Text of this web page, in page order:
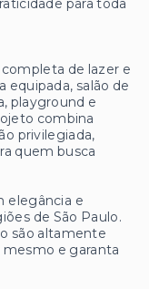
para toda
de lazer e
equipada, salão de
playground e
combina
privilegiada,
quem busca
elegância e
de São Paulo.
são altamente
e garanta